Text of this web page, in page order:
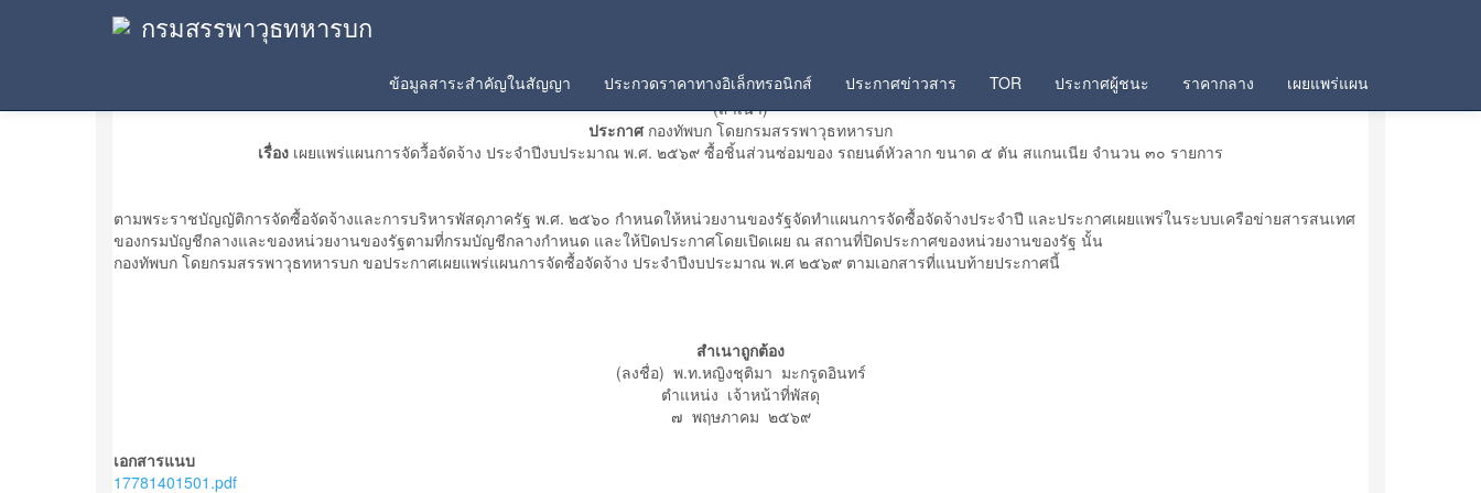
กรมสรรพาวุธทหารบก
ข้อมูลสาระสำคัญในสัญญา ประกวดราคาทางอิเล็กทรอนิกส์ ประกาศข่าวสาร TOR ประกาศผู้ชนะ ราคากลาง เผยแพร่แผน
ประกาศเผยแพร่แผน
(สำเนา)
ประกาศกองทัพบก โดยกรมสรรพาวุธทหารบก
เรื่อง เผยแพร่แผนการจัดวื้อจัดจ้าง ประจำปีงบประมาณ พ.ศ. ๒๕๖๙ ซื้อชิ้นส่วนซ่อมของ รถยนต์หัวลาก ขนาด ๕ ตัน สแกนเนีย จำนวน ๓๐ รายการ
ตามพระราชบัญญัติการจัดซื้อจัดจ้างและการบริหารพัสดุภาครัฐ พ.ศ. ๒๕๖๐ กำหนดให้หน่วยงานของรัฐจัดทำแผนการจัดซื้อจัดจ้างประจำปี และประกาศเผยแพร่ในระบบเครือข่ายสารสนเทศ
ของกรมบัญชีกลางและของหน่วยงานของรัฐตามที่กรมบัญชีกลางกำหนด และให้ปิดประกาศโดยเปิดเผย ณ สถานที่ปิดประกาศของหน่วยงานของรัฐ นั้น
กองทัพบก โดยกรมสรรพาวุธทหารบก ขอประกาศเผยแพร่แผนการจัดซื้อจัดจ้าง ประจำปีงบประมาณ พ.ศ ๒๕๖๙ ตามเอกสารที่แนบท้ายประกาศนี้
สำเนาถูกต้อง
(ลงชื่อ) พ.ท.หญิงชุติมา มะกรูดอินทร์
ตำแหน่ง เจ้าหน้าที่พัสดุ
๗ พฤษภาคม ๒๕๖๙
เอกสารแนบ
17781401501.pdf